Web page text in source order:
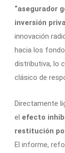
“asegurador
inversión
innovación
hacia los
distributiva, lo
clásico de
Directamente
el efecto
restitución
El informe,